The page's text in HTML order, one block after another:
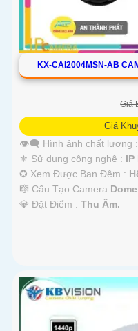
KX-CAI2004MSN-AB
Giá
Giá
👁️‍🗨 Hình ảnh chất lượng :
⚜️ Sử dụng công nghệ : IP
✪ Xem Được Ban Đêm :
🎼️ Cấu Tạo Camera
️💎 Đặt Điểm : Thu Âm.